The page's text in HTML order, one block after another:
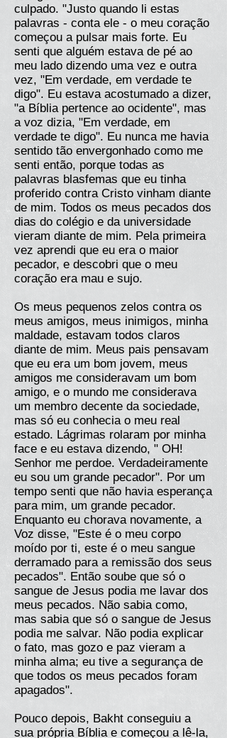
culpado. "Justo quando li estas
palavras - conta ele - o meu coração
começou a pulsar mais forte. Eu
senti que alguém estava de pé ao
meu lado dizendo uma vez e outra
vez, "Em verdade, em verdade te
digo". Eu estava acostumado a dizer,
"a Bíblia pertence ao ocidente", mas
a voz dizia, "Em verdade, em
verdade te digo". Eu nunca me havia
sentido tão envergonhado como me
senti então, porque todas as
palavras blasfemas que eu tinha
proferido contra Cristo vinham diante
de mim. Todos os meus pecados dos
dias do colégio e da universidade
vieram diante de mim. Pela primeira
vez aprendi que eu era o maior
pecador, e descobri que o meu
coração era mau e sujo.
Os meus pequenos zelos contra os
meus amigos, meus inimigos, minha
maldade, estavam todos claros
diante de mim. Meus pais pensavam
que eu era um bom jovem, meus
amigos me consideravam um bom
amigo, e o mundo me considerava
um membro decente da sociedade,
mas só eu conhecia o meu real
estado. Lágrimas rolaram por minha
face e eu estava dizendo, " OH!
Senhor me perdoe. Verdadeiramente
eu sou um grande pecador". Por um
tempo senti que não havia esperança
para mim, um grande pecador.
Enquanto eu chorava novamente, a
Voz disse, "Este é o meu corpo
moído por ti, este é o meu sangue
derramado para a remissão dos seus
pecados". Então soube que só o
sangue de Jesus podia me lavar dos
meus pecados. Não sabia como,
mas sabia que só o sangue de Jesus
podia me salvar. Não podia explicar
o fato, mas gozo e paz vieram a
minha alma; eu tive a segurança de
que todos os meus pecados foram
apagados".
Pouco depois, Bakht conseguiu a
sua própria Bíblia e começou a lê-la,